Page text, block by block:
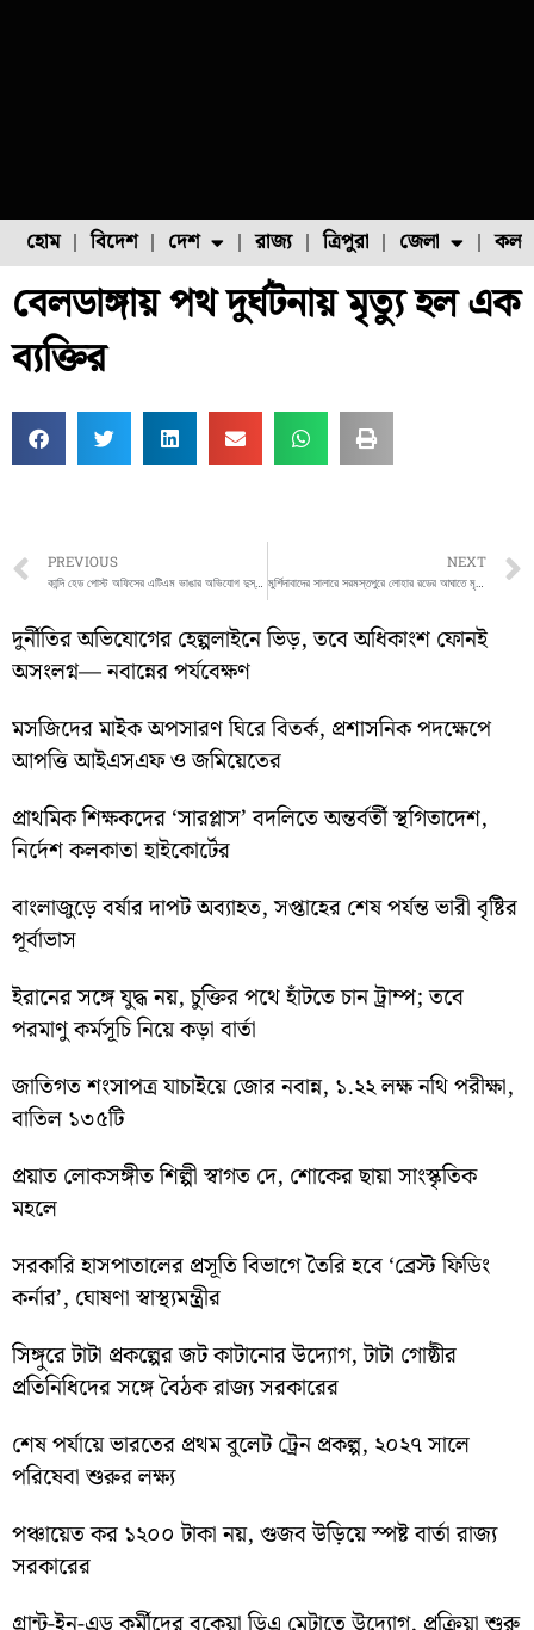
হোম বিদেশ দেশ
ফুল চাষ ফল চাষ মাছ চাষ পোল্ট্রি চাষ
রাজ্য ত্রিপুরা জেলা
উত্তর ২৪ পরগনা
বেলডাঙ্গায় পথ দুর্ঘটনায় মৃত্যু হল এক
ব্যক্তির
Prev
PREVIOUS
কান্দি হেড পোস্ট অফিসের এটিএম ভাঙার অভিযোগ দুস্কৃতীদের বিরুদ্ধে
NEXT
মুর্শিদাবাদের সালারে সরমস্তপুরে লোহার রডের আঘাতে মৃত্যু হলো এক যুবকের
দুর্নীতির অভিযোগের হেল্পলাইনে ভিড়, তবে অধিকাংশ ফোনই
অসংলগ্ন— নবান্নের পর্যবেক্ষণ
মসজিদের মাইক অপসারণ ঘিরে বিতর্ক, প্রশাসনিক পদক্ষেপে
আপত্তি আইএসএফ ও জমিয়েতের
প্রাথমিক শিক্ষকদের ‘সারপ্লাস’ বদলিতে অন্তর্বর্তী স্থগিতাদেশ,
নির্দেশ কলকাতা হাইকোর্টের
বাংলাজুড়ে বর্ষার দাপট অব্যাহত, সপ্তাহের শেষ পর্যন্ত ভারী বৃষ্টির
পূর্বাভাস
ইরানের সঙ্গে যুদ্ধ নয়, চুক্তির পথে হাঁটতে চান ট্রাম্প; তবে
পরমাণু কর্মসূচি নিয়ে কড়া বার্তা
জাতিগত শংসাপত্র যাচাইয়ে জোর নবান্ন, ১.২২ লক্ষ নথি পরীক্ষা,
বাতিল ১৩৫টি
প্রয়াত লোকসঙ্গীত শিল্পী স্বাগত দে, শোকের ছায়া সাংস্কৃতিক
মহলে
সরকারি হাসপাতালের প্রসূতি বিভাগে তৈরি হবে ‘ব্রেস্ট ফিডিং
কর্নার’, ঘোষণা স্বাস্থ্যমন্ত্রীর
সিঙ্গুরে টাটা প্রকল্পের জট কাটানোর উদ্যোগ, টাটা গোষ্ঠীর
প্রতিনিধিদের সঙ্গে বৈঠক রাজ্য সরকারের
শেষ পর্যায়ে ভারতের প্রথম বুলেট ট্রেন প্রকল্প, ২০২৭ সালে
পরিষেবা শুরুর লক্ষ্য
পঞ্চায়েত কর ১২০০ টাকা নয়, গুজব উড়িয়ে স্পষ্ট বার্তা রাজ্য
সরকারের